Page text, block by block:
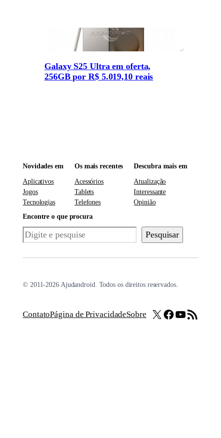
Galaxy S25 Ultra em oferta,
256GB por R$ 5.019,10 reais
Novidades em
Aplicativos
Jogos
Tecnologias
Os mais recentes
Acessórios
Tablets
Telefones
Descubra mais em
Atualização
Interessante
Opinião
Encontre o que procura
Pesquisar Pesquisar
© 2011-2026 Ajudandroid. Todos os direitos reservados.
ContatoPágina de PrivacidadeSobre X Facebook
Youtube
Feed RSS